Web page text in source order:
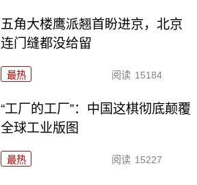
五角大楼鹰派翘首盼进京，北京
连门缝都没给留
最热 阅读 15184
“工厂的工厂”：中国这棋彻底颠覆
全球工业版图
最热 阅读 15227